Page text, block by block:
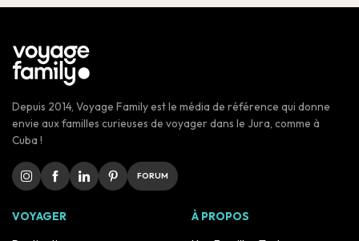
Depuis 2014, Voyage Family est le média de référence qui donne
envie aux familles curieuses de voyager dans le Jura, comme à
Cuba !
FORUM
VOYAGER
À PROPOS